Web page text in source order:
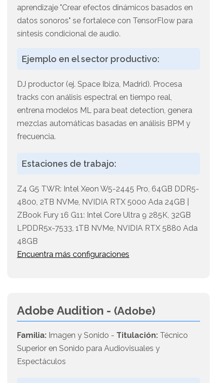
aprendizaje "Crear efectos dinámicos basados en
datos sonoros" se fortalece con TensorFlow para
síntesis condicional de audio.
Ejemplo en el sector productivo:
DJ productor (ej. Space Ibiza, Madrid). Procesa
tracks con análisis espectral en tiempo real,
entrena modelos ML para beat detection, genera
mezclas automáticas basadas en análisis BPM y
frecuencia.
Estaciones de trabajo:
Z4 G5 TWR: Intel Xeon W5-2445 Pro, 64GB DDR5-
4800, 2TB NVMe, NVIDIA RTX 5000 Ada 24GB |
ZBook Fury 16 G11: Intel Core Ultra 9 285K, 32GB
LPDDR5x-7533, 1TB NVMe, NVIDIA RTX 5880 Ada
48GB
Encuentra más configuraciones
Adobe Audition - (Adobe)
Familia: Imagen y Sonido - Titulación: Técnico
Superior en Sonido para Audiovisuales y
Espectáculos